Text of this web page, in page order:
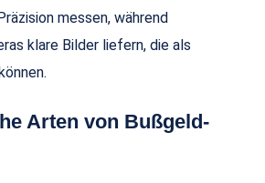
messen, während
klare Bilder liefern, die als
Arten von Bußgeld-